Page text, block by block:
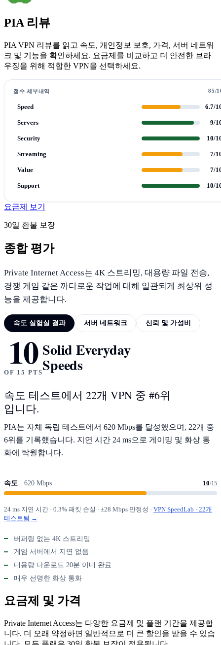
PIA 리뷰
PIA VPN 리뷰를 읽고 속도, 개인정보 보호, 가격, 서버 네트워
크 및 기능을 확인하세요. 요금제를 비교하고 더 안전한 브라
우징을 위해 적합한 VPN을 선택하세요.
점수 세부내역 85/
Speed 6.7/
Servers 9/
Security 10/
Streaming 7/
Value 7/
Support 10/
요금제 보기
30일 환불 보장
종합 평가
Private Internet Access는 4K 스트리밍, 대용량 파일 전송,
경쟁 게임 같은 까다로운 작업에 대해 일관되게 최상위 성
능을 제공합니다.
속도 실험실 결과 서버 네트워크 신뢰 및 가성비
속도 실험실 결과
10
OF 15 PTS
Solid Everyday
Speeds
속도 테스트에서 22개 VPN 중 #6위
입니다.
PIA는 자체 독립 테스트에서 620 Mbps를 달성했으며, 22개 중
6위를 기록했습니다. 지연 시간 24 ms으로 게이밍 및 화상 통
화에 탁월합니다.
속도 · 620 Mbps 10/15
24 ms 지연 시간 · 0.3% 패킷 손실 · ±28 Mbps 안정성 · VPN SpeedLab · 22개
테스트됨 →
버퍼링 없는 4K 스트리밍
게임 서버에서 지연 없음
대용량 다운로드 20분 이내 완료
매우 선명한 화상 통화
요금제 및 가격
Private Internet Access는 다양한 요금제 및 플랜 기간을 제공합
니다. 더 오래 약정하면 일반적으로 더 큰 할인을 받을 수 있습